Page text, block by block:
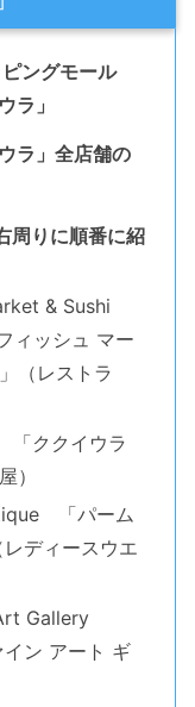
ングモール
ラ」
ラ」全店舗の
周りに順番に紹
& Sushi
ィッシュ マー
（レストラ
「ククイウラ
）
「パーム
ディースウエ
Gallery
イン アート ギ